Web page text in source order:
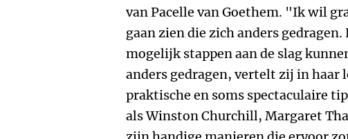
van Pacelle van Goethem. "Ik wil
gaan zien die zich anders
mogelijk stappen aan de slag
anders gedragen, vertelt zij in haar
praktische en soms spectaculaire
als Winston Churchill, Margaret